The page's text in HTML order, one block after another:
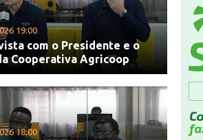
19:00
com o Presidente e o
Cooperativa Agricoop
18:00